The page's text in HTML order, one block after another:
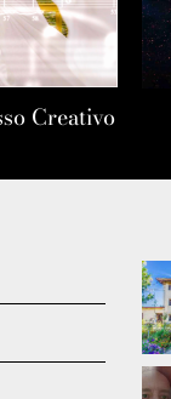
Creativo